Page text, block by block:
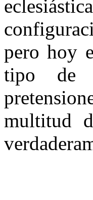
pero hoy
tipo de
multitud